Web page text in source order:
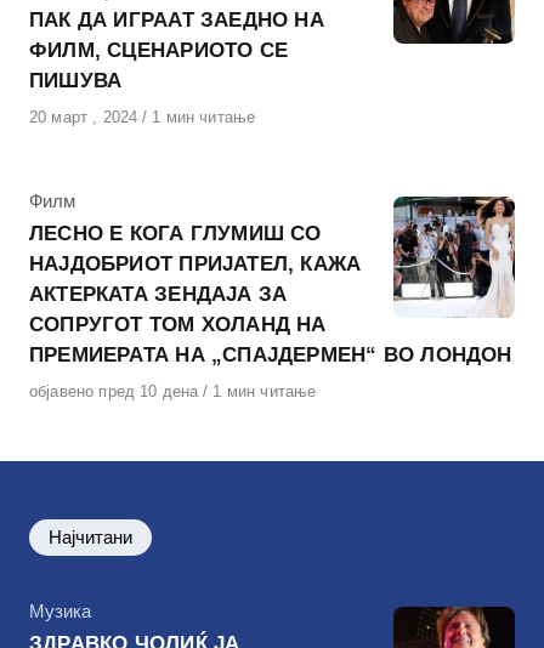
ПАК ДА ИГРААТ ЗАЕДНО НА
ФИЛМ, СЦЕНАРИОТО СЕ
ПИШУВА
Објавено
20 март , 2024 1 мин читање
КАтегорија
Филм
ЛЕСНО Е КОГА ГЛУМИШ СО
НАЈДОБРИОТ ПРИЈАТЕЛ, КАЖА
АКТЕРКАТА ЗЕНДАЈА ЗА
СОПРУГОТ ТОМ ХОЛАНД НА
ПРЕМИЕРАТА НА „СПАЈДЕРМЕН“ ВО ЛОНДОН
Објавено
објавено пред 10 дена 1 мин читање
Најчитани
КАтегорија
Музика